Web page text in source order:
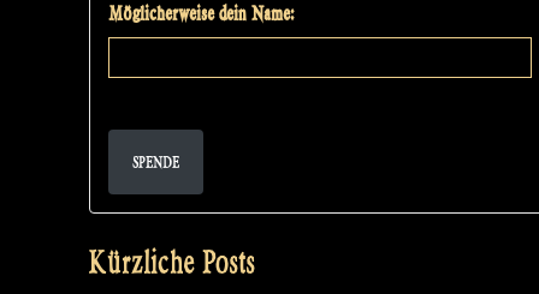
Möglicherweise dein Name:
SPENDE
Kürzliche Posts